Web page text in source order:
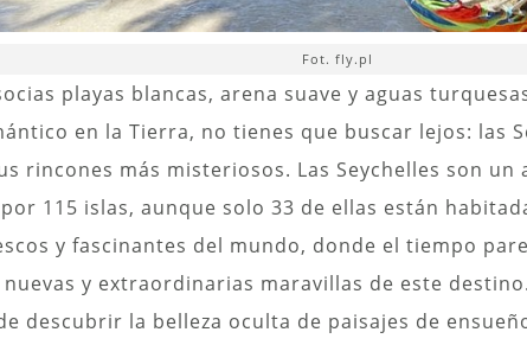
Fot. fly.pl
playas blancas, arena suave y aguas
en la Tierra, no tienes que buscar lejos: las
rincones más misteriosos. Las Seychelles son un
115 islas, aunque solo 33 de ellas están
y fascinantes del mundo, donde el tiempo
y extraordinarias maravillas de este
descubrir la belleza oculta de paisajes de